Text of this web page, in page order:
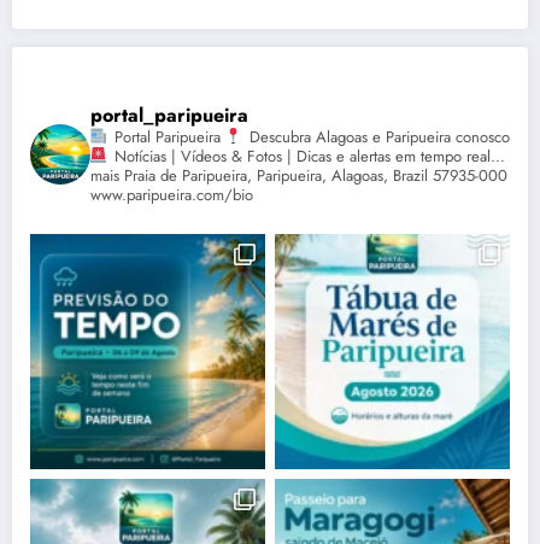
portal_paripueira
Portal Paripueira
Descubra Alagoas e Paripueira conosco
Notícias | Vídeos & Fotos | Dicas e alertas em tempo real...
mais Praia de Paripueira, Paripueira, Alagoas, Brazil 57935-000
www.paripueira.com/bio